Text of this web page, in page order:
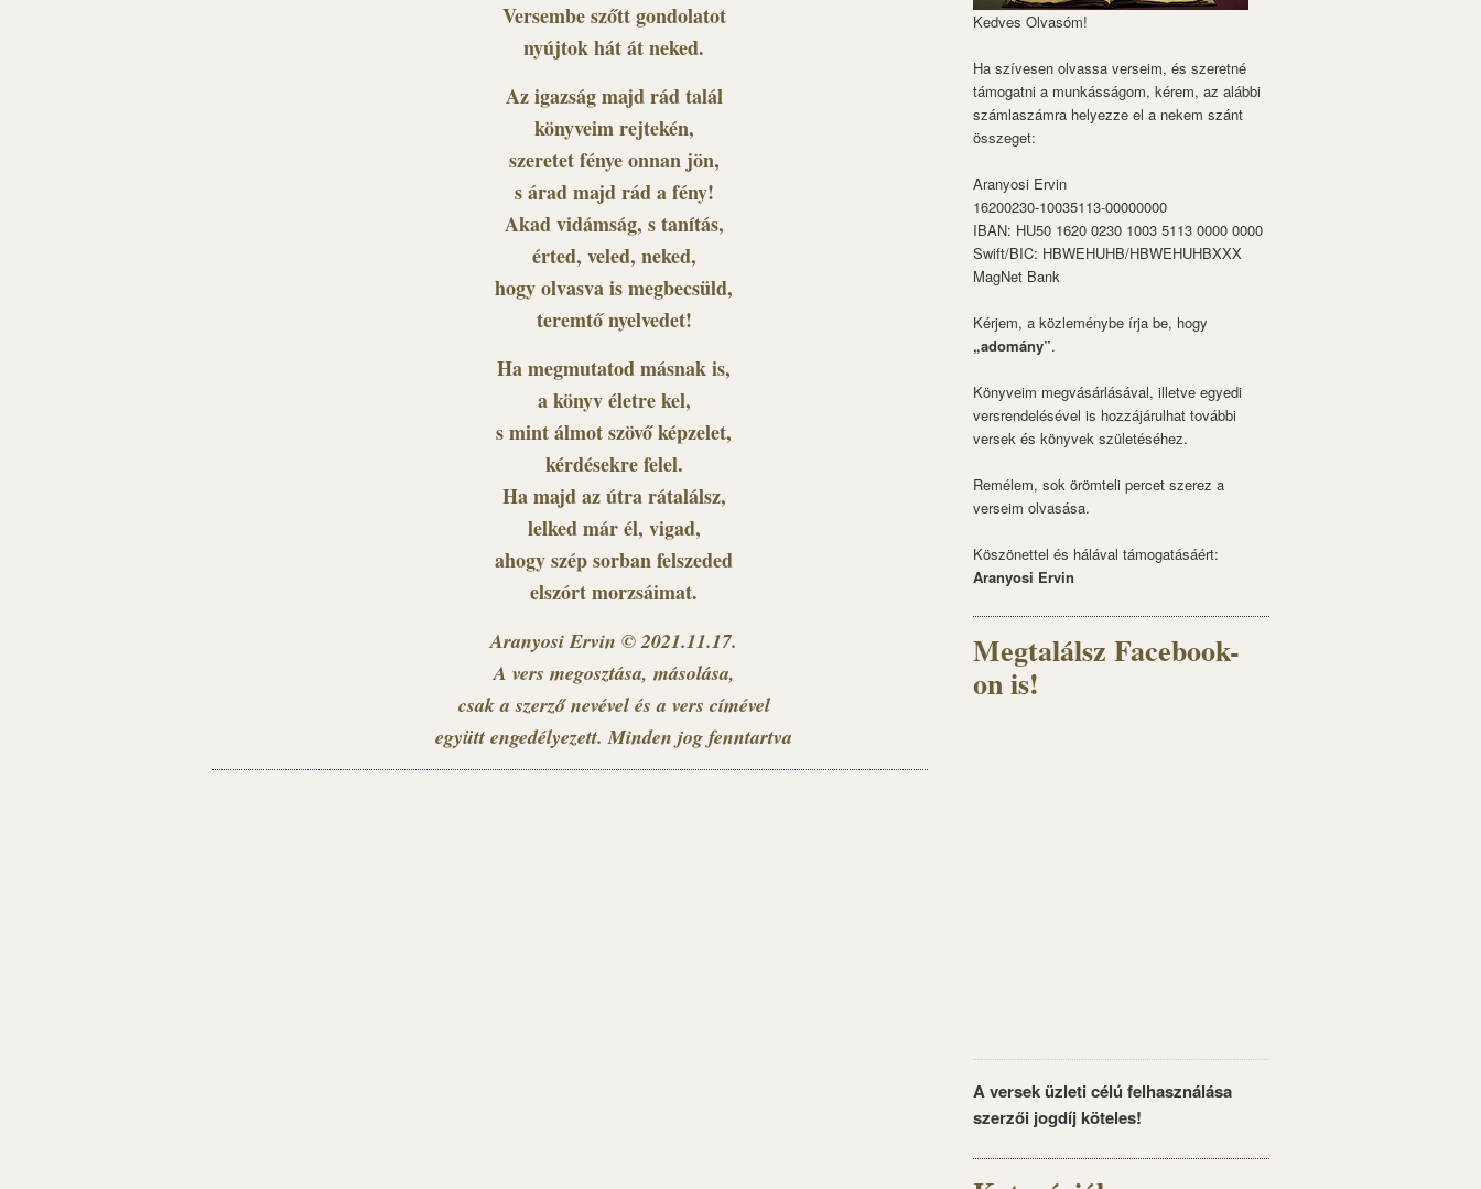
Versembe szőtt gondolatot
nyújtok hát át neked.
Az igazság majd rád talál
könyveim rejtekén,
szeretet fénye onnan jön,
s árad majd rád a fény!
Akad vidámság, s tanítás,
érted, veled, neked,
hogy olvasva is megbecsüld,
teremtő nyelvedet!
Ha megmutatod másnak is,
a könyv életre kel,
s mint álmot szövő képzelet,
kérdésekre felel.
Ha majd az útra rátalálsz,
lelked már él, vigad,
ahogy szép sorban felszeded
elszórt morzsáimat.
Aranyosi Ervin © 2021.11.17.
A vers megosztása, másolása,
csak a szerző nevével és a vers címével
együtt engedélyezett. Minden jog fenntartva
Kedves Olvasóm!
Ha szívesen olvassa verseim, és szeretné
támogatni a munkásságom, kérem, az alábbi
számlaszámra helyezze el a nekem szánt
összeget:
Aranyosi Ervin
16200230-10035113-00000000
IBAN: HU50 1620 0230 1003 5113 0000 0000
Swift/BIC: HBWEHUHB/HBWEHUHBXXX
MagNet Bank
Kérjem, a közleménybe írja be, hogy
„adomány”.
Könyveim megvásárlásával, illetve egyedi
versrendelésével is hozzájárulhat további
versek és könyvek születéséhez.
Remélem, sok örömteli percet szerez a
verseim olvasása.
Köszönettel és hálával támogatásáért:
Aranyosi Ervin
Megtalálsz Facebook-
on is!
A versek üzleti célú felhasználása
szerzői jogdíj köteles!